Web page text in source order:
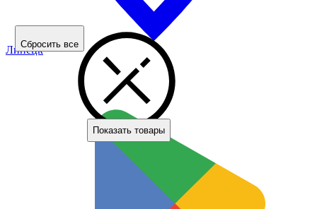
Липецк
Сбросить все
Показать товары